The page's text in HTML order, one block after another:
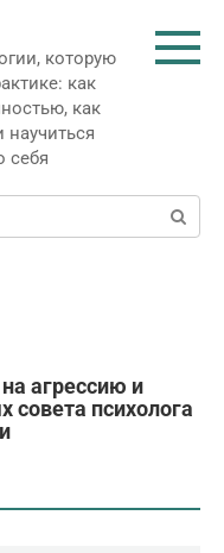
которую
как
как
себя
агрессию и
совета психолога